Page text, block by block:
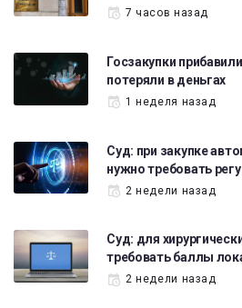
7 часов назад
Госзакупки
потеряли в деньгах
1 неделя назад
Суд: при закупке
нужно требовать
2 недели назад
Суд: для
требовать баллы
2 недели назад